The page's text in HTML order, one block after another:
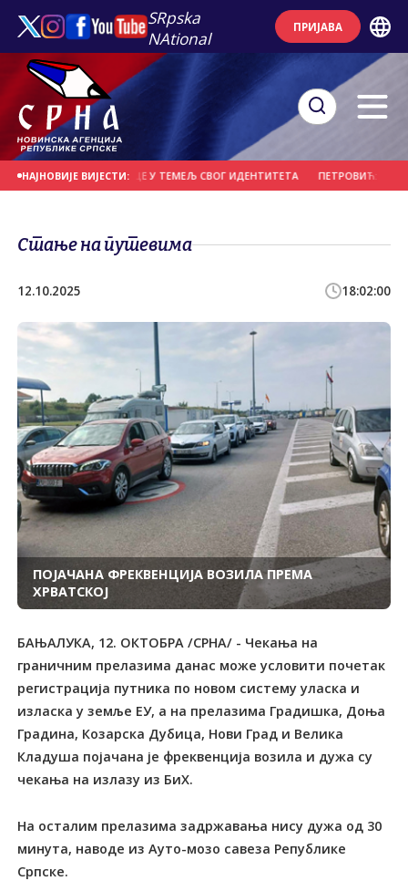
SRpska
NAtional
ПРИЈАВА
НАЈНОВИЈЕ ВИЈЕСТИ:
УГРАДЕ ПРЕБИЛОВЦЕ У ТЕМЕЉ СВОГ ИДЕНТИТЕТА ПЕТРОВИЋ: СИГУРНО
Стање на путевима
12.10.2025 18:02:00
ПОЈАЧАНА ФРЕКВЕНЦИЈА ВОЗИЛА ПРЕМА
ХРВАТСКОЈ
БАЊАЛУКА, 12. ОКТОБРА /СРНА/ - Чекања на
граничним прелазима данас може условити почетак
регистрација путника по новом систему уласка и
изласка у земље ЕУ, а на прелазима Градишка, Доња
Градина, Козарска Дубица, Нови Град и Велика
Кладуша појачана је фреквенција возила и дужа су
чекања на излазу из БиХ.
На осталим прелазима задржавања нису дужа од 30
минута, наводе из Ауто-мозо савеза Републике
Српске.